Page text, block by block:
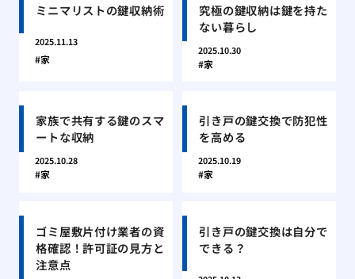
ミニマリストの鍵収納術
2025.11.13
家
究極の鍵収納は鍵を持た
ない暮らし
2025.10.30
家
家族で共有する鍵のスマ
ートな収納
2025.10.28
家
引き戸の鍵交換で防犯性
を高める
2025.10.19
家
ゴミ屋敷片付け業者の資
格確認！許可証の見方と
注意点
引き戸の鍵交換は自分で
できる？